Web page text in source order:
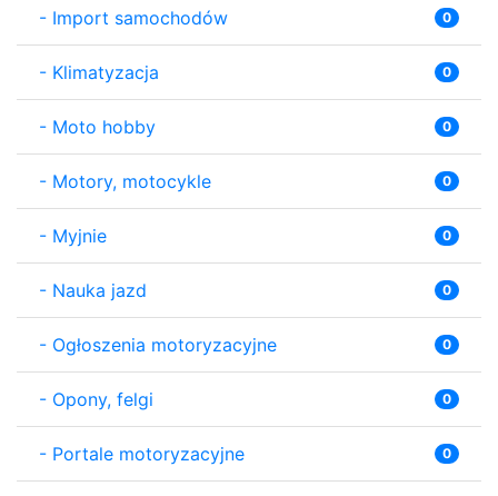
- Import samochodów 0
- Klimatyzacja 0
- Moto hobby 0
- Motory, motocykle 0
- Myjnie 0
- Nauka jazd 0
- Ogłoszenia motoryzacyjne 0
- Opony, felgi 0
- Portale motoryzacyjne 0